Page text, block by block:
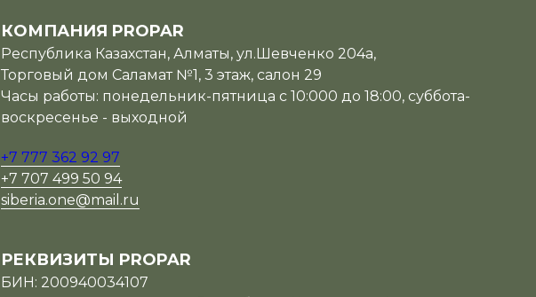
КОМПАНИЯ PROPAR
Республика Казахстан, Алматы, ул.Шевченко 204а,
Торговый дом Саламат №1, 3 этаж, салон 29
Часы работы: понедельник-пятница с 10:000 до 18:00, суббота-
воскресенье - выходной
+7 777 362 92 97
+7 707 499 50 94
siberia.one@mail.ru
РЕКВИЗИТЫ PROPAR
БИН: 200940034107